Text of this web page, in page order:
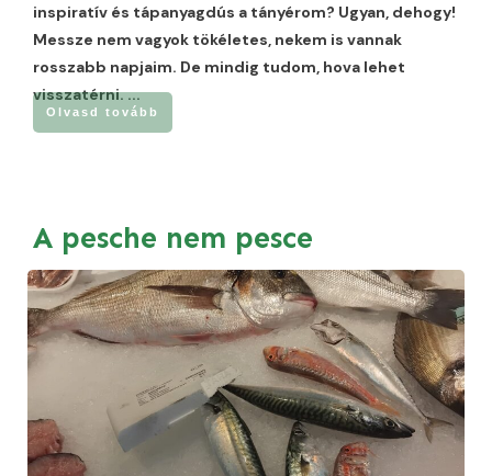
inspiratív és tápanyagdús a tányérom? Ugyan, dehogy!
Messze nem vagyok tökéletes, nekem is vannak
rosszabb napjaim. De mindig tudom, hova lehet
visszatérni....
Olvasd tovább
A pesche nem pesce